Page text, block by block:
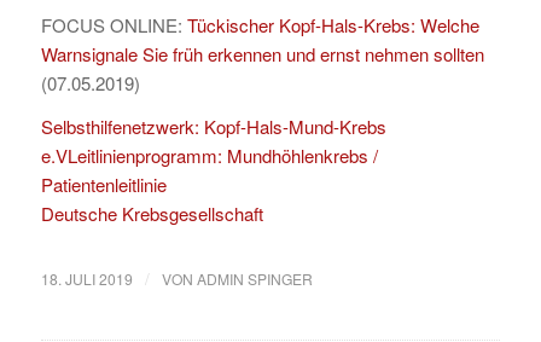
FOCUS ONLINE: Tückischer Kopf-Hals-Krebs: Welche
Warnsignale Sie früh erkennen und ernst nehmen sollten
(07.05.2019)
Selbsthilfenetzwerk: Kopf-Hals-Mund-Krebs
e.VLeitlinienprogramm: Mundhöhlenkrebs /
Patientenleitlinie
Deutsche Krebsgesellschaft
18. JULI 2019 / VON ADMIN SPINGER